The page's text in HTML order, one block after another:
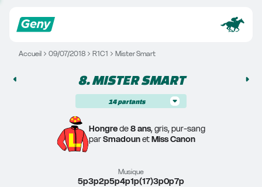
Accueil 09/07/2018 R1C1 Mister Smart
8. MISTER SMART
14 partants
Hongre de 8 ans, gris, pur-sang
par Smadoun et Miss Canon
Musique
5p3p2p5p4p1p(17)3p0p7p